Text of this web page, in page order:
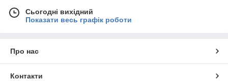
Сьогодні вихідний
Показати весь графік роботи
Про нас
Контакти